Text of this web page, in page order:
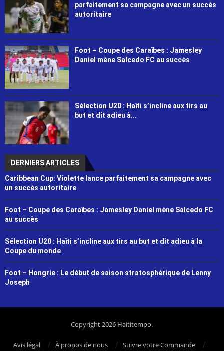
parfaitement sa campagne avec un succès
autoritaire
Foot – Coupe des Caraïbes : Jamesley
Daniel mène Salcedo FC au succès
Sélection U20 : Haïti s’incline aux tirs au
but et dit adieu à...
DERNIERS ARTICLES
Caribbean Cup: Violette lance parfaitement sa campagne avec
un succès autoritaire
Foot – Coupe des Caraïbes : Jamesley Daniel mène Salcedo FC
au succès
Sélection U20 : Haïti s’incline aux tirs au but et dit adieu à la
Coupe du monde
Foot – Hongrie : Le début de saison stratosphérique de Lenny
Joseph
Copyright 2026 Haititempo.
Avis légal À propos de nous Suivre votre Commande